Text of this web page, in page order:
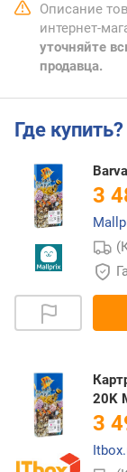
Описание
интернет-
уточняйте
продавца.
Где купить?
3
20K
3